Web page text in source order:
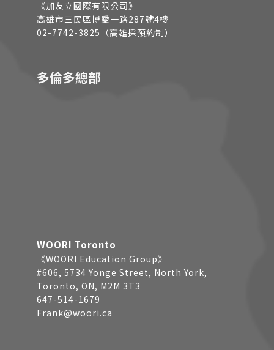
《加友立國際有限公司》
高雄市三民區博愛一路287號4樓
02-7742-3825（高雄採預約制）
多倫多總部
WOORI Toronto
《WOORI Education Group》
#606, 5734 Yonge Street, North York,
Toronto, ON, M2M 3T3
647-514-1679
Frank@woori.ca